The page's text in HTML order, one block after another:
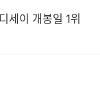
세이 개봉일 1위